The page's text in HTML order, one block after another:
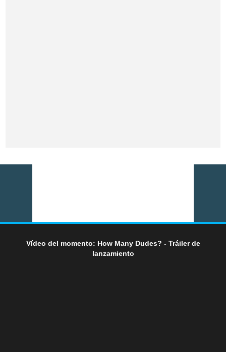
Vídeo del momento: How Many Dudes? - Tráiler de
lanzamiento